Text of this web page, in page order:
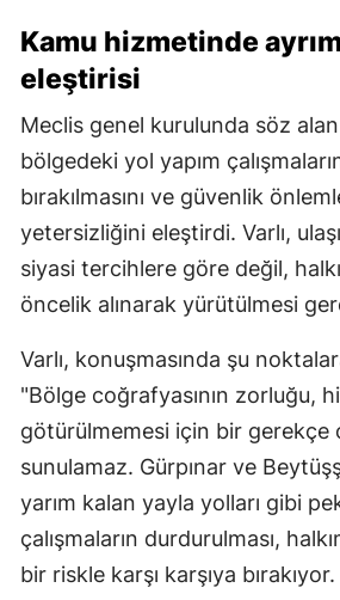
Kamu hizmetinde
eleştirisi
Meclis genel kurulunda söz alan
bölgedeki yol yapım
bırakılmasını ve güvenlik
yetersizliğini eleştirdi. Varlı,
siyasi tercihlere göre değil,
öncelik alınarak yürütülmesi
Varlı, konuşmasında şu
"Bölge coğrafyasının zorluğu,
götürülmemesi için bir gerekçe
sunulamaz. Gürpınar ve
yarım kalan yayla yolları gibi
çalışmaların durdurulması,
bir riskle karşı karşıya